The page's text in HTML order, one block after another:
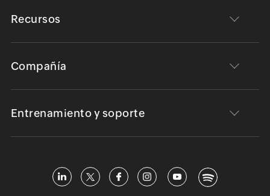
Recursos
Compañía
Entrenamiento y soporte